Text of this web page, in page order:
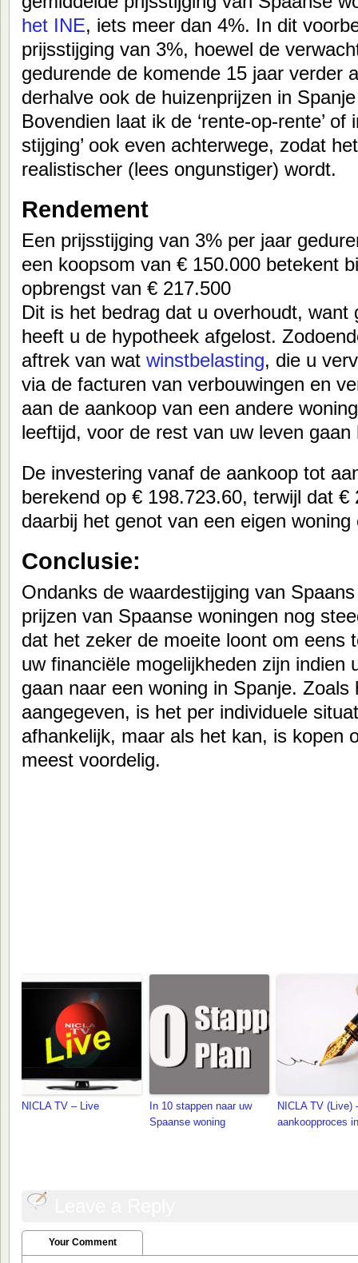
het INE, iets meer dan 4%. In dit
prijsstijging van 3%, hoewel de
gedurende de komende 15 jaar verder
derhalve ook de huizenprijzen in
Bovendien laat ik de ‘rente-op-rente’ of
stijging’ ook even achterwege, zodat
realistischer (lees ongunstiger) wordt.
Rendement
Een prijsstijging van 3% per jaar
een koopsom van € 150.000 betekent
opbrengst van € 217.500
Dit is het bedrag dat u overhoudt, want
heeft u de hypotheek afgelost.
aftrek van wat winstbelasting, die u
via de facturen van verbouwingen en
aan de aankoop van een andere
leeftijd, voor de rest van uw leven gaan
De investering vanaf de aankoop tot
berekend op € 198.723.60, terwijl dat €
daarbij het genot van een eigen
Conclusie:
Ondanks de waardestijging van
prijzen van Spaanse woningen nog
dat het zeker de moeite loont om eens
uw financiële mogelijkheden zijn indien
gaan naar een woning in Spanje. Zoals
aangegeven, is het per individuele
afhankelijk, maar als het kan, is kopen
meest voordelig.
NICLA TV – Live
In 10 stappen naar uw
Spaanse woning
NICLA TV (Live)
aankoopproces
Your Comment